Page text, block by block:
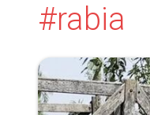
#rabia